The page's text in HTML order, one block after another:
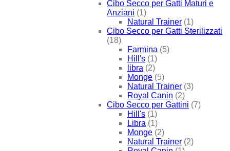
Cibo Secco per Gatti Maturi e
Anziani (1)
Natural Trainer (1)
Cibo Secco per Gatti Sterilizzati
(18)
Farmina (5)
Hill's (1)
libra (2)
Monge (5)
Natural Trainer (3)
Royal Canin (2)
Cibo Secco per Gattini (7)
Hill's (1)
Libra (1)
Monge (2)
Natural Trainer (2)